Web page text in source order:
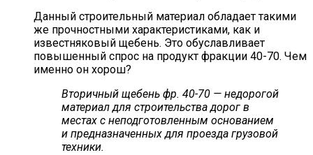
Данный строительный материал обладает такими
же прочностными характеристиками, как и
известняковый щебень. Это обуславливает
повышенный спрос на продукт фракции 40-70. Чем
именно он хорош?
Вторичный щебень фр. 40-70 — недорогой
материал для строительства дорог в
местах с неподготовленным основанием
и предназначенных для проезда грузовой
техники.